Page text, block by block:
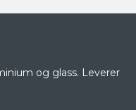
og glass. Leverer